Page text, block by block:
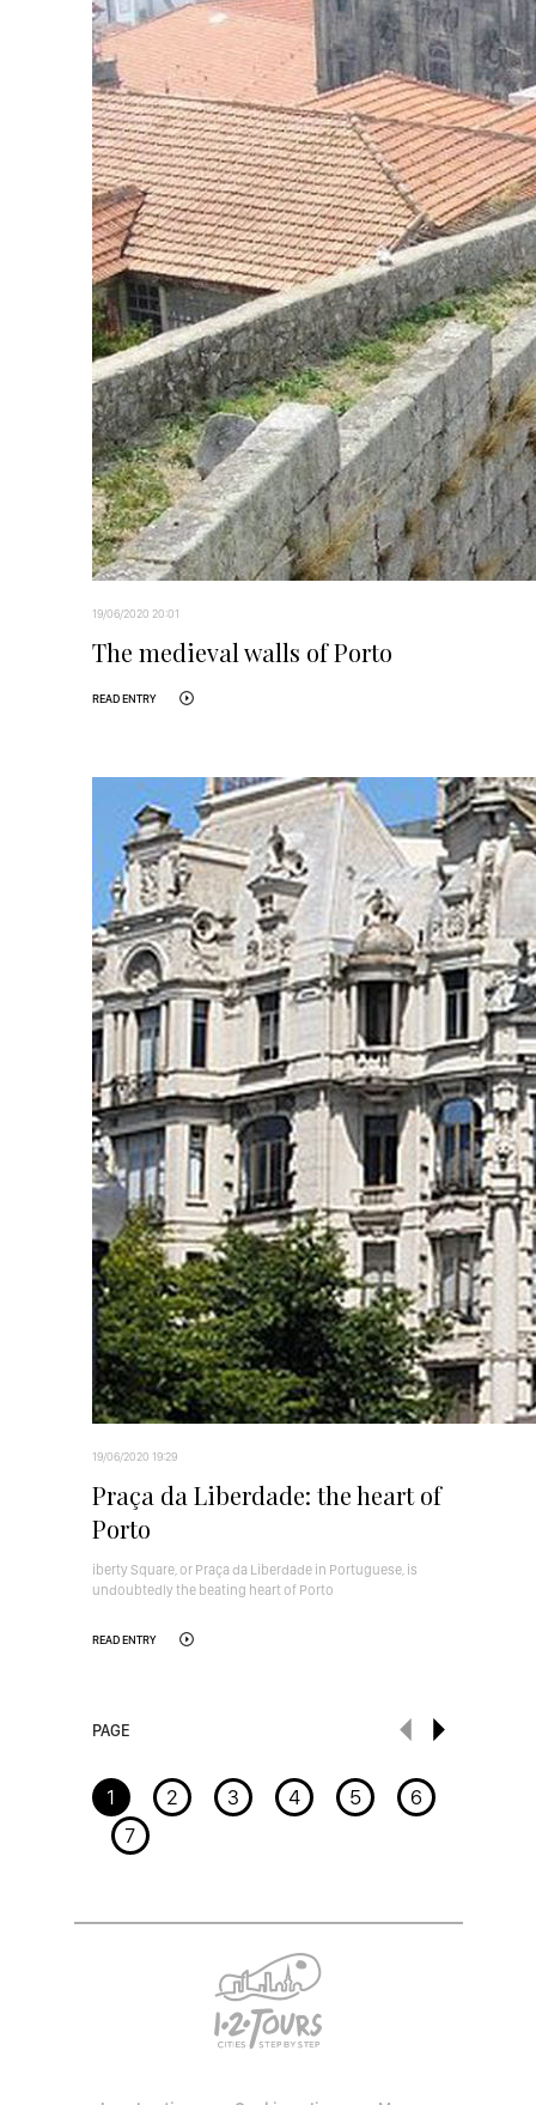
19/06/2020 20:01
The medieval walls of Porto
READ ENTRY
19/06/2020 19:29
Praça da Liberdade: the heart of
Porto
iberty Square, or Praça da Liberdade in Portuguese, is
undoubtedly the beating heart of Porto
READ ENTRY
PAGE
1 2 3 4 5
6
7